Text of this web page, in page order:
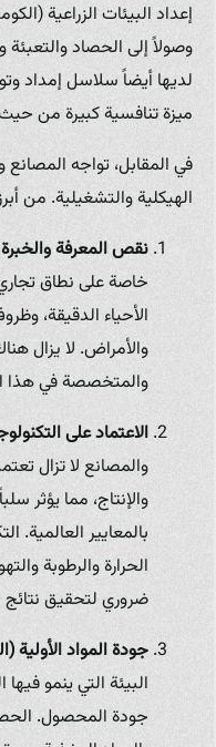
إعداد البيئات الزراعية
وصولاً إلى الحصاد
لديها أيضاً سلاسل إمداد
ميزة تنافسية كبيرة من
في المقابل، تواجه المصانع
الهيكلية والتشغيلية. من
نقص المعرفة
خاصة على نطاق
الأحياء الدقيقة،
والأمراض. لا يزال
والمتخصصة في هذا
الاعتماد على
والمصانع لا تزال
والإنتاج، مما يؤثر
بالمعايير العالمية.
الحرارة والرطوبة
ضروري لتحقيق نتائج
جودة المواد الأولية
البيئة التي ينمو
جودة المحصول.